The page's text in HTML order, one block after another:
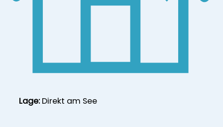
Lage:Direkt am See